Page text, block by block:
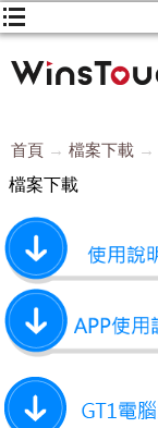
首頁 檔案下載
檔案下載